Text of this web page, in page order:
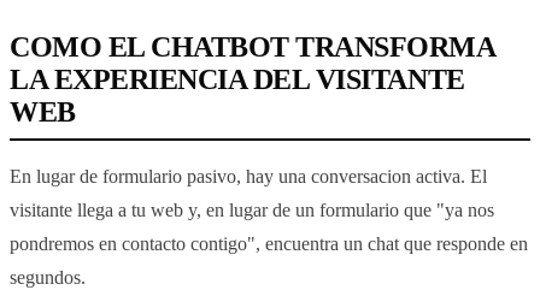
COMO EL CHATBOT TRANSFORMA
LA EXPERIENCIA DEL VISITANTE
WEB
En lugar de formulario pasivo, hay una conversacion activa. El
visitante llega a tu web y, en lugar de un formulario que "ya nos
pondremos en contacto contigo", encuentra un chat que responde en
segundos.